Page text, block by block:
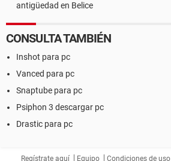
antigüedad en Belice
CONSULTA TAMBIÉN
Inshot para pc
Vanced para pc
Snaptube para pc
Psiphon 3 descargar pc
Drastic para pc
Regístrate aquí Equipo Condiciones de uso